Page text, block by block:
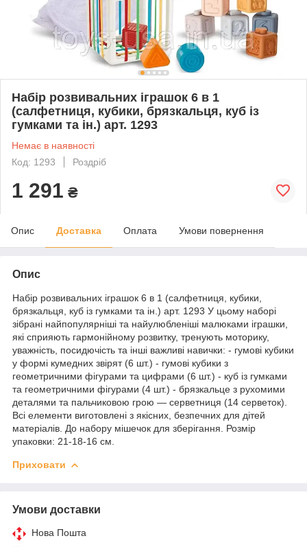
Набір розвивальних іграшок 6 в 1
(салфетниця, кубики, брязкальця, куб із
гумками та ін.) арт. 1293
Немає в наявності
Код: 1293
Роздріб
1 291 ₴
Опис Доставка Оплата Умови повернення
Опис
Набір розвивальних іграшок 6 в 1 (салфетниця, кубики,
брязкальця, куб із гумками та ін.) арт. 1293 У цьому наборі
зібрані найпопулярніші та найулюбленіші малюками іграшки,
які сприяють гармонійному розвитку, тренують моторику,
уважність, посидючість та інші важливі навички: - гумові кубики
у формі кумедних звірят (6 шт.) - гумові кубики з
геометричними фігурами та цифрами (6 шт.) - куб із гумками
та геометричними фігурами (4 шт.) - брязкальце з рухомими
деталями та пальчиковою грою — серветниця (14 серветок).
Всі елементи виготовлені з якісних, безпечних для дітей
матеріалів. До набору мішечок для зберігання. Розмір
упаковки: 21-18-16 см.
Приховати
Умови доставки
Нова Пошта